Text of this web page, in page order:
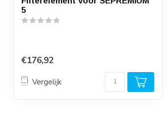
5
€176,92
Vergelijk